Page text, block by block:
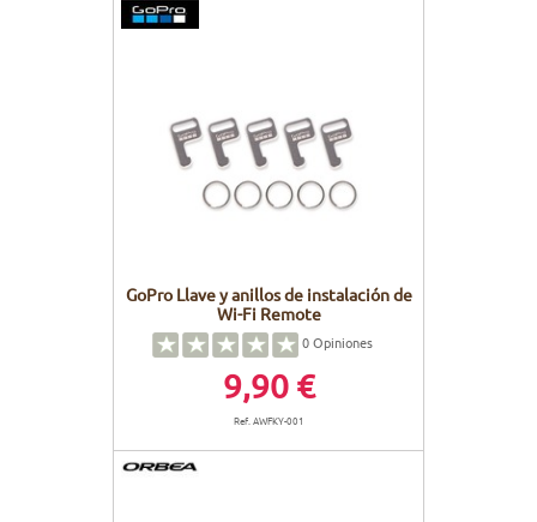
GoPro Llave y anillos de instalación de
Wi-Fi Remote
0Opiniones
9,90 €
Ref. AWFKY-001